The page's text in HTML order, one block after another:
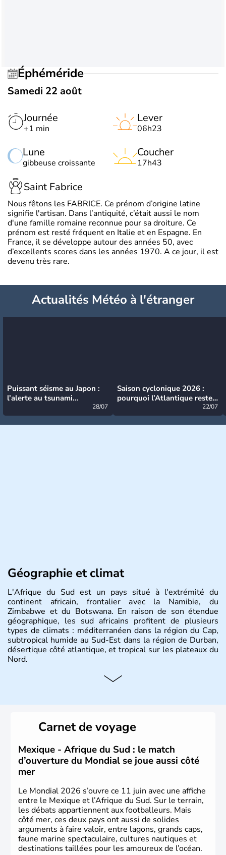
Éphéméride
Samedi 22 août
Journée
+1 min
Lune
gibbeuse croissante
Lever
06h23
Coucher
17h43
Saint Fabrice
Nous fêtons les FABRICE. Ce prénom d’origine latine
signifie l'artisan. Dans l’antiquité, c’était aussi le nom
d'une famille romaine reconnue pour sa droiture. Ce
prénom est resté fréquent en Italie et en Espagne. En
France, il se développe autour des années 50, avec
d’excellents scores dans les années 1970. A ce jour, il est
devenu très rare.
Actualités Météo à l'étranger
Puissant séisme au Japon :
l’alerte au tsunami
28/07
Saison cyclonique 2026 :
pourquoi l’Atlantique reste
22/07
Géographie et climat
L'Afrique du Sud est un pays situé à l'extrémité du
continent africain, frontalier avec la Namibie, du
Zimbabwe et du Botswana. En raison de son étendue
géographique, les sud africains profitent de plusieurs
types de climats : méditerranéen dans la région du Cap,
subtropical humide au Sud-Est dans la région de Durban,
désertique côté atlantique, et tropical sur les plateaux du
Nord.
Histoire et administration
Mandela. Sa capitale administrative est aujourd'hui
Pretoria. L'Afrique du Sud est riche en ressources
minières, notamment avec l'or et le charbon.
Carnet de voyage
Mexique - Afrique du Sud : le match
d’ouverture du Mondial se joue aussi côté
mer
Le Mondial 2026 s’ouvre ce 11 juin avec une affiche
entre le Mexique et l’Afrique du Sud. Sur le terrain,
les débats appartiennent aux footballeurs. Mais
côté mer, ces deux pays ont aussi de solides
arguments à faire valoir, entre lagons, grands caps,
faune marine spectaculaire, cultures nautiques et
destinations taillées pour les amoureux de l’océan.